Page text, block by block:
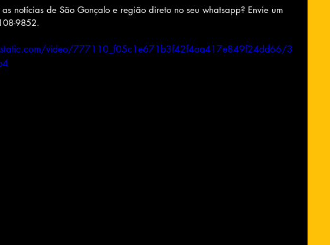
notícias de São Gonçalo e região direto no seu whatsapp? Envie um
9852.
video/777110_f05c1e671b3f42f4aa417e849f24dd66/3